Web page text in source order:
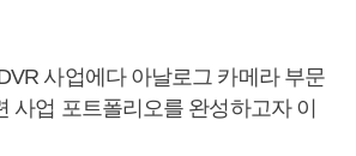
사업에다 아날로그 카메라 부문
사업 포트폴리오를 완성하고자 이